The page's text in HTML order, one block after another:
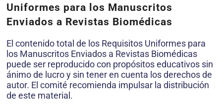
Uniformes para los Manuscritos
Enviados a Revistas Biomédicas
El contenido total de los Requisitos Uniformes para
los Manuscritos Enviados a Revistas Biomédicas
puede ser reproducido con propósitos educativos sin
ánimo de lucro y sin tener en cuenta los derechos de
autor. El comité recomienda impulsar la distribución
de este material.